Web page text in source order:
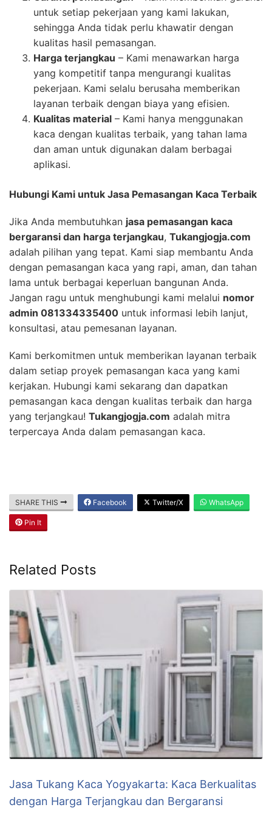
untuk setiap pekerjaan yang kami lakukan,
sehingga Anda tidak perlu khawatir dengan
kualitas hasil pemasangan.
Harga terjangkau – Kami menawarkan harga
yang kompetitif tanpa mengurangi kualitas
pekerjaan. Kami selalu berusaha memberikan
layanan terbaik dengan biaya yang efisien.
Kualitas material – Kami hanya menggunakan
kaca dengan kualitas terbaik, yang tahan lama
dan aman untuk digunakan dalam berbagai
aplikasi.
Hubungi Kami untuk Jasa Pemasangan Kaca Terbaik
Jika Anda membutuhkan jasa pemasangan kaca
bergaransi dan harga terjangkau, Tukangjogja.com
adalah pilihan yang tepat. Kami siap membantu Anda
dengan pemasangan kaca yang rapi, aman, dan tahan
lama untuk berbagai keperluan bangunan Anda.
Jangan ragu untuk menghubungi kami melalui nomor
admin 081334335400 untuk informasi lebih lanjut,
konsultasi, atau pemesanan layanan.
Kami berkomitmen untuk memberikan layanan terbaik
dalam setiap proyek pemasangan kaca yang kami
kerjakan. Hubungi kami sekarang dan dapatkan
pemasangan kaca dengan kualitas terbaik dan harga
yang terjangkau! Tukangjogja.com adalah mitra
terpercaya Anda dalam pemasangan kaca.
SHARE THIS Facebook Twitter/X WhatsApp
Pin It
Related Posts
Jasa Tukang Kaca Yogyakarta: Kaca Berkualitas
dengan Harga Terjangkau dan Bergaransi